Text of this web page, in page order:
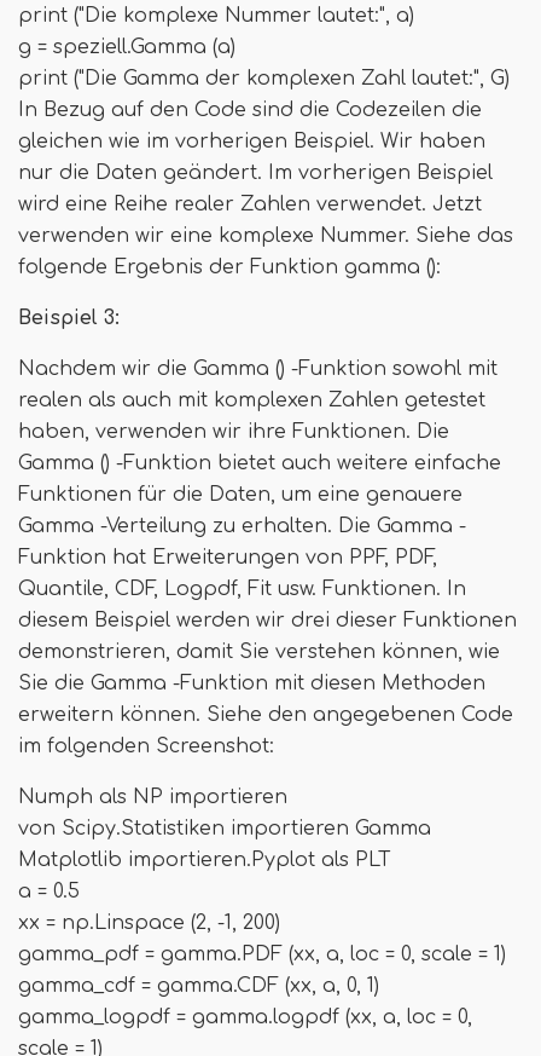
print ("Die komplexe Nummer lautet:", a)
g = speziell.Gamma (a)
print ("Die Gamma der komplexen Zahl lautet:", G)
In Bezug auf den Code sind die Codezeilen die
gleichen wie im vorherigen Beispiel. Wir haben
nur die Daten geändert. Im vorherigen Beispiel
wird eine Reihe realer Zahlen verwendet. Jetzt
verwenden wir eine komplexe Nummer. Siehe das
folgende Ergebnis der Funktion gamma ():
Beispiel 3:
Nachdem wir die Gamma () -Funktion sowohl mit
realen als auch mit komplexen Zahlen getestet
haben, verwenden wir ihre Funktionen. Die
Gamma () -Funktion bietet auch weitere einfache
Funktionen für die Daten, um eine genauere
Gamma -Verteilung zu erhalten. Die Gamma -
Funktion hat Erweiterungen von PPF, PDF,
Quantile, CDF, Logpdf, Fit usw. Funktionen. In
diesem Beispiel werden wir drei dieser Funktionen
demonstrieren, damit Sie verstehen können, wie
Sie die Gamma -Funktion mit diesen Methoden
erweitern können. Siehe den angegebenen Code
im folgenden Screenshot:
Numph als NP importieren
von Scipy.Statistiken importieren Gamma
Matplotlib importieren.Pyplot als PLT
a = 0.5
xx = np.Linspace (2, -1, 200)
gamma_pdf = gamma.PDF (xx, a, loc = 0, scale = 1)
gamma_cdf = gamma.CDF (xx, a, 0, 1)
gamma_logpdf = gamma.logpdf (xx, a, loc = 0,
scale = 1)